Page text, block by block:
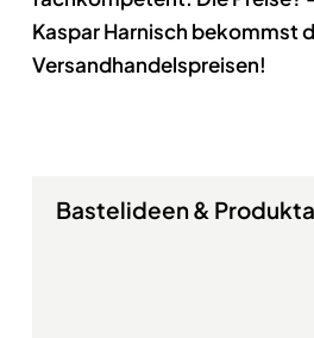
Kaspar Harnisch bekommst
Versandhandelspreisen!
Bastelideen &